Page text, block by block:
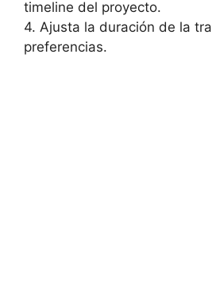
timeline⁣ del⁢ proyecto.
4. Ajusta la⁢ duración de la‍
preferencias.